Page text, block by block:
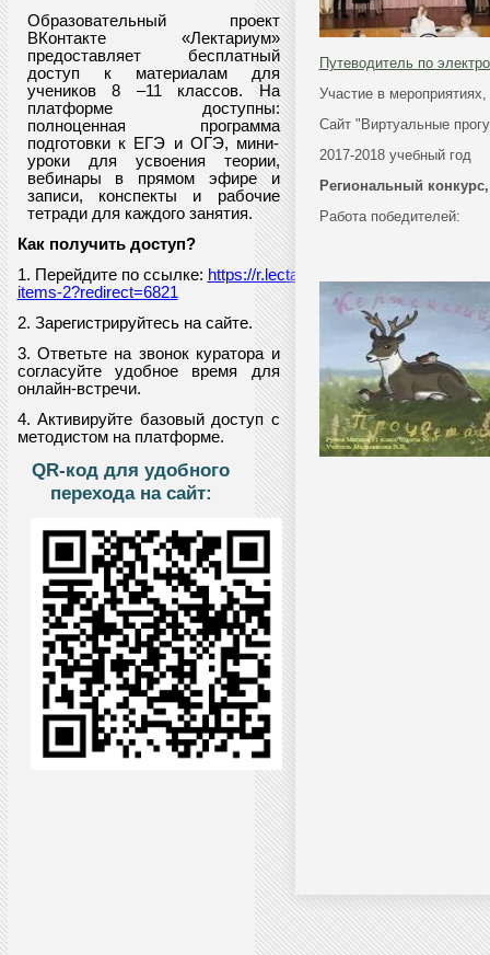
Образовательный проект
ВКонтакте «Лектариум»
предоставляетбесплатный
доступ к материалам для
учеников 8 –11 классов. На
платформе доступны:
полноценная программа
подготовки к ЕГЭ и ОГЭ, мини-
уроки для усвоения теории,
вебинары в прямом эфире и
записи, конспекты и рабочие
тетради для каждого занятия.
Как получить доступ?
1. Перейдите по ссылке: https://r.lectarium.ru/unlimited-
items-2?redirect=6821
2. Зарегистрируйтесь на сайте.
3. Ответьте на звонок куратора и
согласуйте удобное время для
онлайн-встречи.
4. Активируйте базовый доступ с
методистом на платформе.
QR-код для удобного
перехода на сайт:
Путеводитель по
Участие в
Сайт "Виртуальные
2017-2018 учебный год
Региональный
Работа победителей: